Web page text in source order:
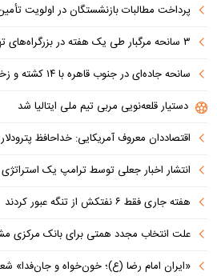
پرداخت مطالبات بازنشستگان در اولویت تأمین اجتماعی؛
۳ سانحه مرگبار طی یک هفته در بزرگراه‌های تهران؛ هشدار دوباره به رانندگان و عابران
سانحه جاده‌ای در جنوب قاهره با ۱۴ کشته و زخمی
دستیار قلعه‌نویی مربی تیم ملی ایتالیا شد
اقتصاددان معروف آمریکایی: خداحافظ پترودلار
انتشار اخبار جعلی توسط ترامپ یک
هفته جاری فقط ۶ نفتکش از تنگه عبور کردند
علت انتخاب مجدد همتی برای بانک مرکزی مشخص شد: پزشکیان
«ایران امام رضا (ع)؛ خون‌خواه و جان‌فدا»